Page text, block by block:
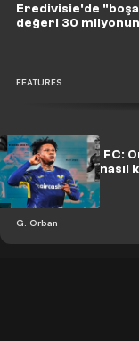
FEATURES
Eredivisie'de
değeri 30
G. Orban
Hidden Gems FC:
yoksulluktan nasıl